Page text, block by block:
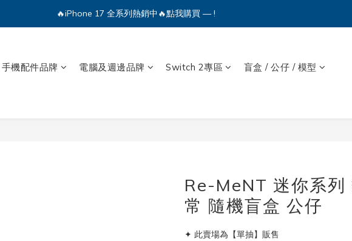
🔥iPhone 17 全系列熱銷中🔥點我購買 — !
🔥iPhone 17 全系列熱銷中🔥點我購買 — !
🔥iPhone 17 全系列熱銷中🔥點我購買 — !
手機配件品牌 電腦及週邊品牌 Switch 2專區 盲盒 / 公仔 / 模型
Re-MeNT 迷你系列
常 隨機盲盒 公仔
✦ 此賣場為【單抽】販售